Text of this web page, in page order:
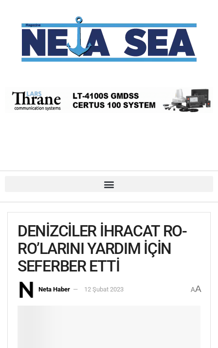
DENİZCİLER İHRACAT RO-
RO’LARINI YARDIM İÇİN
SEFERBER ETTİ
Neta Haber 12 Şubat 2023 AA